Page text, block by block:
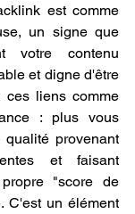
est comme
un signe que
votre contenu
et digne d'être
ces liens comme
: plus vous
provenant
et faisant
"score de
C'est un élément